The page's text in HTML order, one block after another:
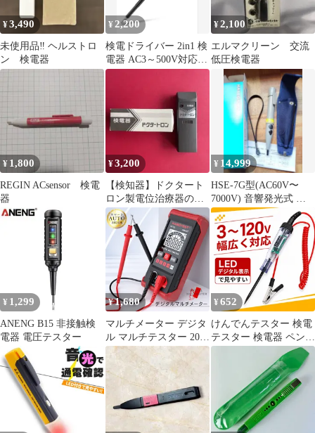
¥3,490
未使用品‼️ ヘルストロ
ン 検電器
¥2,200
検電ドライバー 2in1 検
電器 AC3～500V対応 電
圧テスター マイナス
¥2,100
エルマクリーン 交流
低圧検電器
¥ 1,800
REGIN ACsensor 検電
器
¥3,200
【検知器】ドクタート
ロン製電位治療器の検
電器としても使用可能
です。
¥ 14,999
HSE-7G型(AC60V〜
7000V) 音響発光式 小
型高低圧用検電器
¥ 1,299
ANENG B15 非接触検
電器 電圧テスター
¥1,680
マルチメーター デジタ
ル マルチテスター 2000
カウント 検電器 通電テ
スター セットあります
非接触低電圧テスター
オート機能 抵抗 AC DC
max600V LED ライト機
¥ 652
けんでんテスター 検電
テスター 検電器 ペン型
コード付 車用 デジタル
電圧テスター 直流電圧
検出 極性判定機能付 自
動車整備 回路テスト用